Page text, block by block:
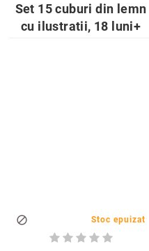
Set 15 cuburi din lemn
cu ilustratii, 18 luni+
 Stoc epuizat